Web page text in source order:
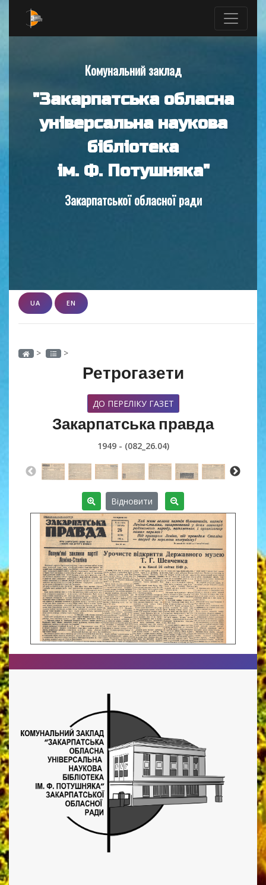
Комунальний заклад
"Закарпатська обласна
універсальна наукова
бібліотека
ім. Ф. Потушняка"
Закарпатської обласної ради
UA EN
> >
Ретрогазети
ДО ПЕРЕЛІКУ ГАЗЕТ
Закарпатська правда
1949 - (082_26.04)
Відновити